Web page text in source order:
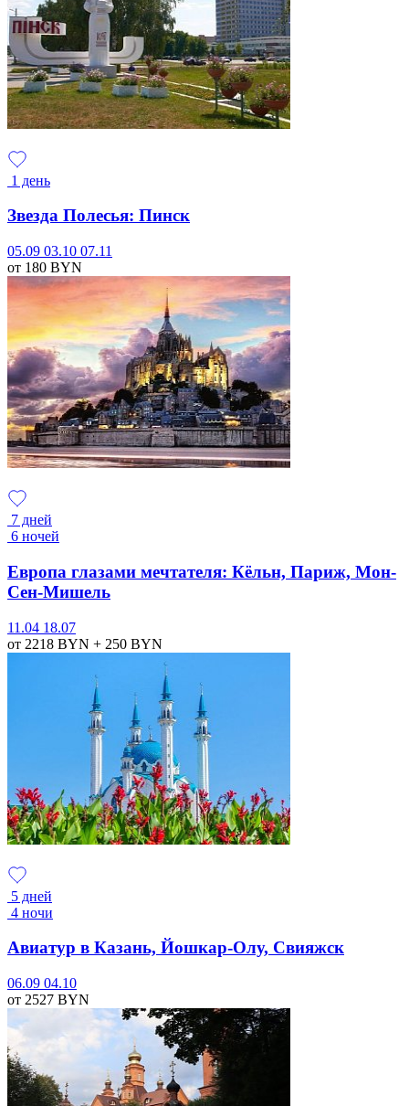
1 день
Звезда Полесья: Пинск
05.09 03.10 07.11
от 180 BYN
7 дней
6 ночей
Европа глазами мечтателя: Кёльн, Париж, Мон-
Сен-Мишель
11.04 18.07
от 2218 BYN + 250 BYN
5 дней
4 ночи
Авиатур в Казань, Йошкар-Олу, Свияжск
06.09 04.10
от 2527 BYN